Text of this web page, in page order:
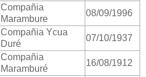
Compañia
Marambure
08/09/1996
Compañia Ycua
Duré
07/10/1937
Compañia
Maramburé
16/08/1912